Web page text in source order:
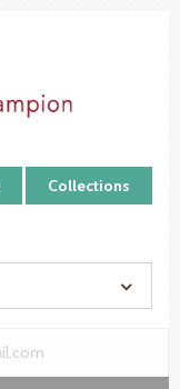
Collections